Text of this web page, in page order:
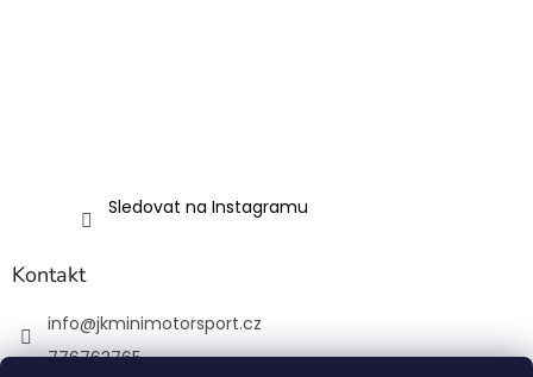
Sledovat na Instagramu
Kontakt
info@jkminimotorsport.cz
776763765